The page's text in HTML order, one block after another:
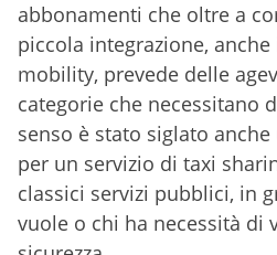
abbonamenti che oltre a
piccola integrazione,
mobility, prevede delle
categorie che necessitano
senso è stato siglato
per un servizio di taxi
classici servizi pubblici, in
vuole o chi ha necessità di